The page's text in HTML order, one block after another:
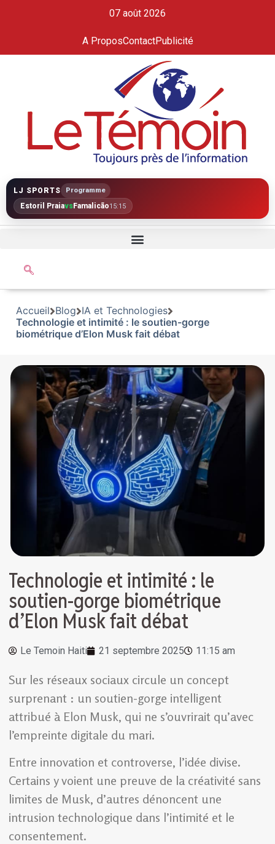
07 août 2026
A ProposContactPublicité
LJ SPORTS Programme
Estoril PraiavsFamalicão15:15
Accueil Blog IA et Technologies
Technologie et intimité : le soutien-gorge
biométrique d’Elon Musk fait débat
Technologie et intimité : le
soutien-gorge biométrique
d’Elon Musk fait débat
Le Temoin Haiti 21 septembre 2025 11:15 am
Sur les réseaux sociaux circule un concept
surprenant : un soutien-gorge intelligent
attribué à Elon Musk, qui ne s’ouvrirait qu’avec
l’empreinte digitale du mari.
Entre innovation et controverse, l’idée divise.
Certains y voient une preuve de la créativité sans
limites de Musk, d’autres dénoncent une
intrusion technologique dans l’intimité et le
consentement.